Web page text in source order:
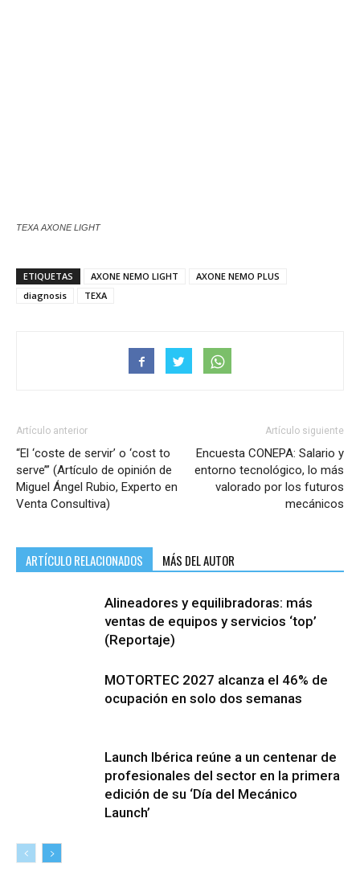
TEXA AXONE LIGHT
ETIQUETAS AXONE NEMO LIGHT
AXONE NEMO PLUS
diagnosis
TEXA
Artículo anterior
“El ‘coste de servir’ o ‘cost to
serve’” (Artículo de opinión de
Miguel Ángel Rubio, Experto en
Venta Consultiva)
Artículo siguiente
Encuesta CONEPA: Salario y
entorno tecnológico, lo más
valorado por los futuros
mecánicos
ARTÍCULO RELACIONADOS MÁS DEL AUTOR
Alineadores y equilibradoras: más
ventas de equipos y servicios ‘top’
(Reportaje)
MOTORTEC 2027 alcanza el 46% de
ocupación en solo dos semanas
Launch Ibérica reúne a un centenar de
profesionales del sector en la primera
edición de su ‘Día del Mecánico
Launch’